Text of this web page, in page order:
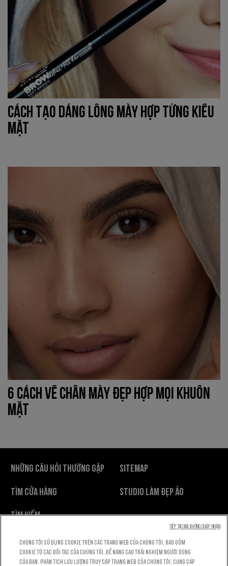
CÁCH TẠO DÁNG LÔNG MÀY HỢP TỪNG KIỂU
MẶT
6 CÁCH VẼ CHÂN MÀY ĐẸP HỢP MỌI KHUÔN
MẶT
NHỮNG CÂU HỎI THƯỜNG GẶP
TÌM CỬA HÀNG
TÌM KIẾM
SITEMAP
STUDIO LÀM ĐẸP ẢO
Cài Đặt Cookie
Chúng tôi sử dụng cookie trên các trang web của chúng tôi, bao gồm
cookie từ các đối tác của chúng tôi, để nâng cao trải nghiệm người dùng
của bạn, phân tích lưu lượng truy cập trang web của chúng tôi, cung cấp
Tiếp tục mà không chấp nhận